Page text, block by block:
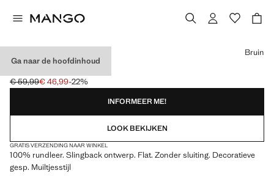
Ga naar de hoofdinhoud
Oorspronkelijke prijs doorgehaald [€ 59,99 ]
€ 59,99
Huidige prijs [€ 46,99 ]
€ 46,99-22%
Kies een kleur
Bruin
INFORMEER ME!
LOOK BEKIJKEN
GRATIS VERZENDING NAAR WINKEL
100% rundleer. Slingback ontwerp. Flat. Zonder sluiting. Decoratieve
gesp. Muiltjesstijl